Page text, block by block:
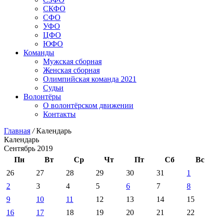
СКФО
СФО
УФО
ЦФО
ЮФО
Команды
Мужская сборная
Женская сборная
Олимпийская команда 2021
Судьи
Волонтёры
О волонтёрском движении
Контакты
Главная /Календарь
Календарь
Сентябрь 2019
Пн
Вт Ср Чт Пт Сб
Вс
26
27 28 29 30 31
1
2
3 4 5 6 7
8
9
10 11 12 13 14
15
16
17 18 19 20 21 22